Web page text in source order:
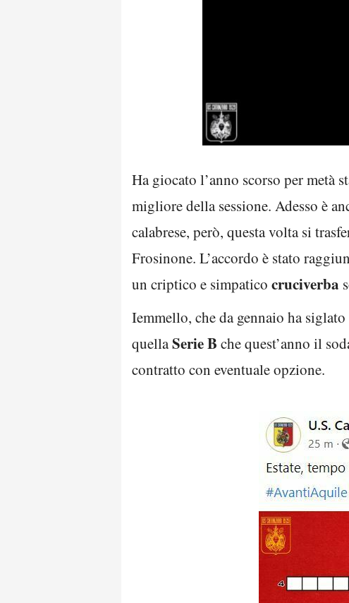
Ha giocato l’anno scorso per metà
migliore della sessione. Adesso è
calabrese, però, questa volta si
Frosinone. L’accordo è stato
un criptico e simpatico cruciverba
Iemmello, che da gennaio ha
quellaSerie B che quest’anno il
contratto con eventuale opzione.